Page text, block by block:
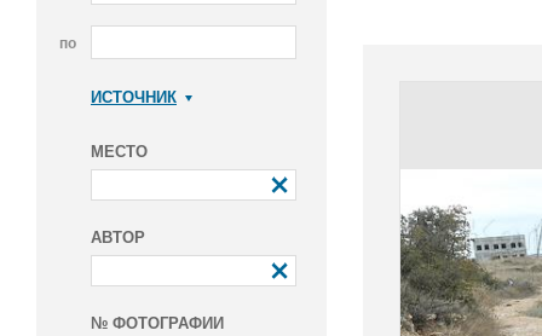
по
ИСТОЧНИК
МЕСТО
АВТОР
№ ФОТОГРАФИИ